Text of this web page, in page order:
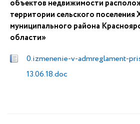
объектов недвижимости
территории сельского
муниципального района
области»
0.izmenenie-v-admreglament-
13.06.18.doc